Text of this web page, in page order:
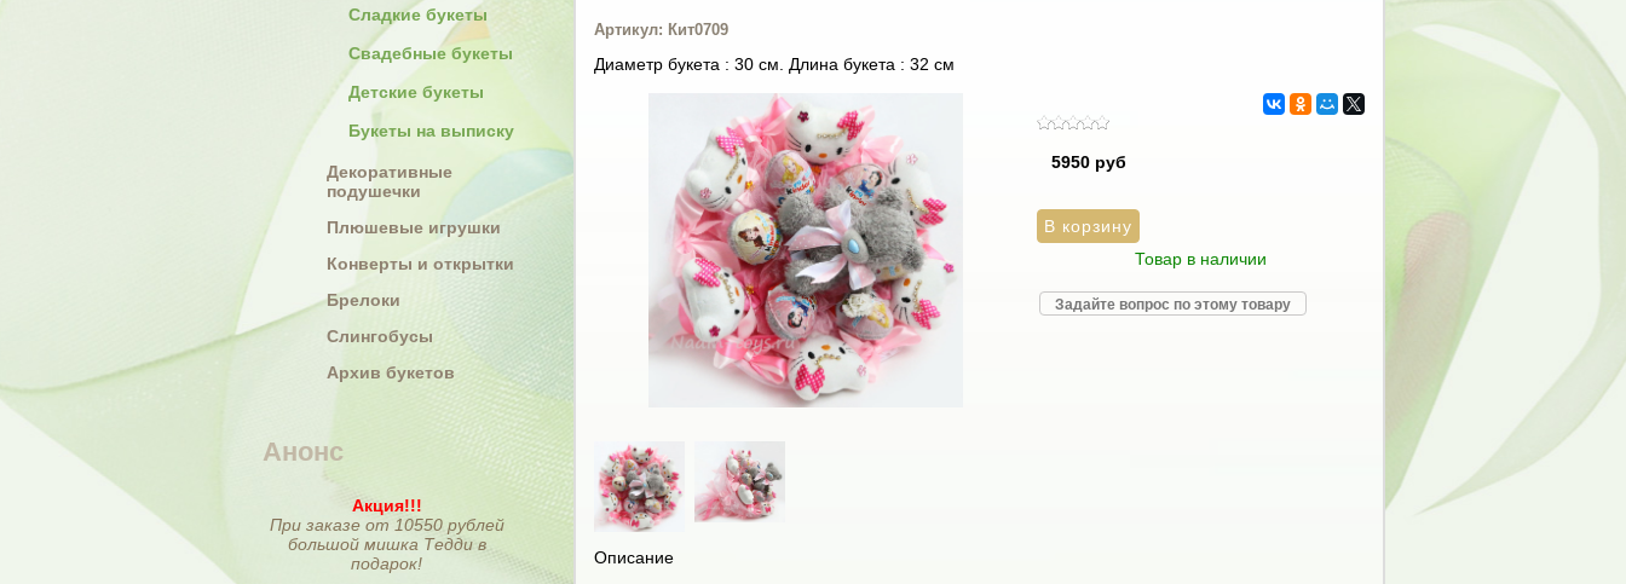
Сладкие букеты
Свадебные букеты
Детские букеты
Букеты на выписку
Декоративные
подушечки
Плюшевые игрушки
Конверты и открытки
Брелоки
Слингобусы
Архив букетов
Анонс
Акция!!!
При заказе от 10550 рублей
большой мишка Тедди в
подарок!
Артикул: Кит0709
Диаметр букета : 30 см. Длина букета : 32 см
5950 руб
Товар в наличии
Задайте вопрос по этому товару
Описание